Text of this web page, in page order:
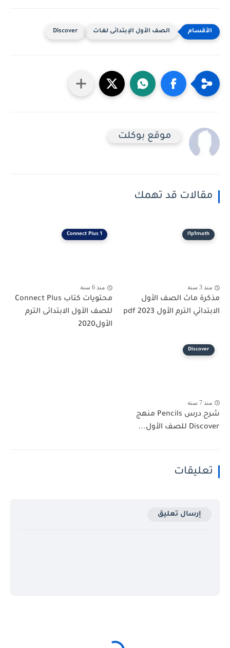
الصف الأول الإبتدائى لغات Discover
موقع بوكلت
مقالات قد تهمك
l1p1math
منذ 3 سنة
مذكرة ماث الصف الأول
الابتدائي الترم الأول 2023 pdf
1 Connect Plus
منذ 6 سنة
محتويات كتاب Connect Plus
للصف الأول الابتدائى الترم
الأول2020
Discover
منذ 7 سنة
شرح درس Pencils منهج
Discover للصف الأول...
تعليقات
إرسال تعليق